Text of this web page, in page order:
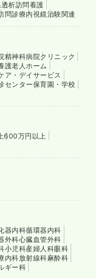
透析訪問看護
問診療内視鏡治験関連
精神科病院クリニック
護老人ホーム
ア・デイサービス
センター保育園・学校
600万円以上
器内科循環器内科
外科心臓血管外科
小児科産婦人科眼科
内科放射線科麻酔科
ギー科